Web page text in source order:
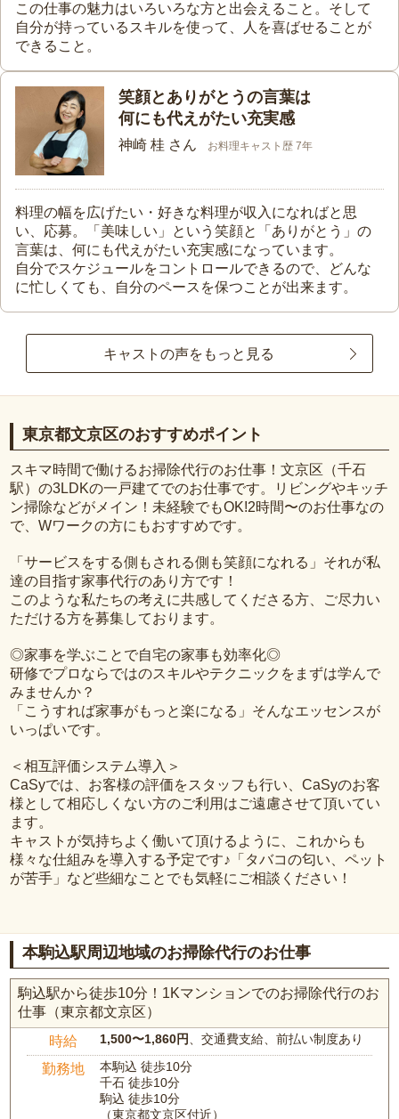
この仕事の魅力はいろいろな方と出会えること。そして
自分が持っているスキルを使って、人を喜ばせることが
できること。
笑顔とありがとうの言葉は
何にも代えがたい充実感
神崎 桂 さん お料理キャスト歴 7年
料理の幅を広げたい・好きな料理が収入になればと思
い、応募。「美味しい」という笑顔と「ありがとう」の
言葉は、何にも代えがたい充実感になっています。
自分でスケジュールをコントロールできるので、どんな
に忙しくても、自分のペースを保つことが出来ます。
キャストの声をもっと見る
東京都文京区のおすすめポイント
スキマ時間で働けるお掃除代行のお仕事！文京区（千石
駅）の3LDKの一戸建てでのお仕事です。リビングやキッチ
ン掃除などがメイン！未経験でもOK!2時間〜のお仕事なの
で、Wワークの方にもおすすめです。
「サービスをする側もされる側も笑顔になれる」それが私
達の目指す家事代行のあり方です！
このような私たちの考えに共感してくださる方、ご尽力い
ただける方を募集しております。
◎家事を学ぶことで自宅の家事も効率化◎
研修でプロならではのスキルやテクニックをまずは学んで
みませんか？
「こうすれば家事がもっと楽になる」そんなエッセンスが
いっぱいです。
＜相互評価システム導入＞
CaSyでは、お客様の評価をスタッフも行い、CaSyのお客
様として相応しくない方のご利用はご遠慮させて頂いてい
ます。
キャストが気持ちよく働いて頂けるように、これからも
様々な仕組みを導入する予定です♪「タバコの匂い、ペット
が苦手」など些細なことでも気軽にご相談ください！
本駒込駅周辺地域のお掃除代行のお仕事
駒込駅から徒歩10分！1Kマンションでのお掃除代行のお
仕事（東京都文京区）
時給 1,500〜1,860円、交通費支給、前払い制度あり
勤務地
本駒込 徒歩10分
千石 徒歩10分
駒込 徒歩10分
（東京都文京区付近）